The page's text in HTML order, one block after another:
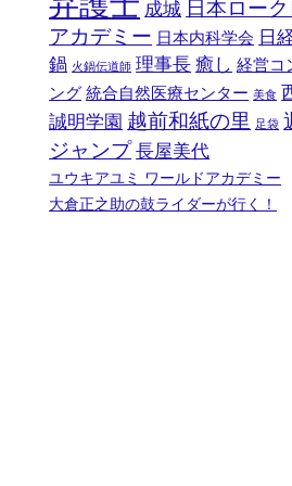
成城 日本ロー
アカデミー 日本内科学会 日
鍋 火鍋伝道師 理事長 癒し 経営コ
ング 統合自然医療センター 美食
誠明学園 越前和紙の里 足袋
ジャンプ 長屋美代
ユウキアユミ ワールドアカデミー
大倉正之助の鼓ライダーが行く！